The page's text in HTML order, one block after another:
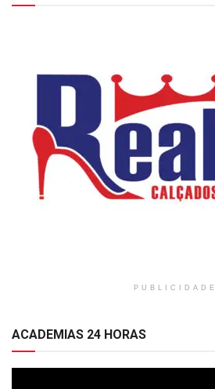
PUBLICIDADE
ACADEMIAS 24 HORAS